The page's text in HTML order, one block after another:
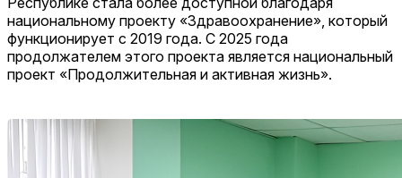
национальному проекту «Здравоохранение», который
функционирует с 2019 года. С 2025 года
продолжателем этого проекта является национальный
проект «Продолжительная и активная жизнь».